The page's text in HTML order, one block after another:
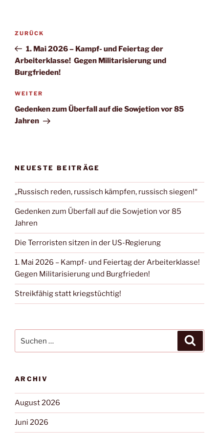
ZURÜCK
1. Mai 2026 – Kampf- und Feiertag der
Arbeiterklasse! Gegen Militarisierung und
Burgfrieden!
WEITER
Gedenken zum Überfall auf die Sowjetion vor 85
Jahren
NEUESTE BEITRÄGE
„Russisch reden, russisch kämpfen, russisch siegen!“
Gedenken zum Überfall auf die Sowjetion vor 85
Jahren
Die Terroristen sitzen in der US-Regierung
1. Mai 2026 – Kampf- und Feiertag der Arbeiterklasse!
Gegen Militarisierung und Burgfrieden!
Streikfähig statt kriegstüchtig!
ARCHIV
August 2026
Juni 2026